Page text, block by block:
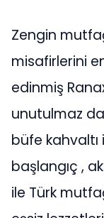
Zengin
misafirlerini
edinmiş
unutulmaz
büfe
başlangıç ,
ile Türk